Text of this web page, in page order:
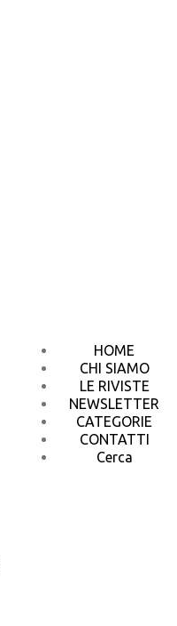
HOME
CHI SIAMO
LE RIVISTE
NEWSLETTER
CATEGORIE
CONTATTI
Cerca